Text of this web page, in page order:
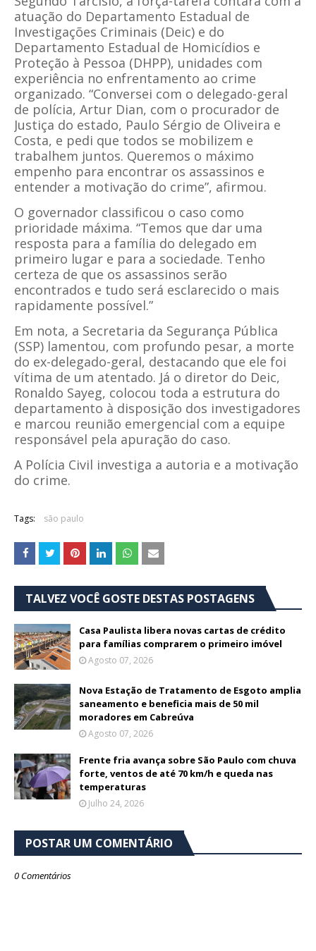
atuação do Departamento Estadual de
Investigações Criminais (Deic) e do
Departamento Estadual de Homicídios e
Proteção à Pessoa (DHPP), unidades com
experiência no enfrentamento ao crime
organizado. “Conversei com o delegado-geral
de polícia, Artur Dian, com o procurador de
Justiça do estado, Paulo Sérgio de Oliveira e
Costa, e pedi que todos se mobilizem e
trabalhem juntos. Queremos o máximo
empenho para encontrar os assassinos e
entender a motivação do crime”, afirmou.
O governador classificou o caso como
prioridade máxima. “Temos que dar uma
resposta para a família do delegado em
primeiro lugar e para a sociedade. Tenho
certeza de que os assassinos serão
encontrados e tudo será esclarecido o mais
rapidamente possível.”
Em nota, a Secretaria da Segurança Pública
(SSP) lamentou, com profundo pesar, a morte
do ex-delegado-geral, destacando que ele foi
vítima de um atentado. Já o diretor do Deic,
Ronaldo Sayeg, colocou toda a estrutura do
departamento à disposição dos investigadores
e marcou reunião emergencial com a equipe
responsável pela apuração do caso.
A Polícia Civil investiga a autoria e a motivação
do crime.
Tags: são paulo
TALVEZ VOCÊ GOSTE DESTAS POSTAGENS
Casa Paulista libera novas cartas de crédito
para famílias comprarem o primeiro imóvel
Agosto 07, 2026
Nova Estação de Tratamento de Esgoto amplia
saneamento e beneficia mais de 50 mil
moradores em Cabreúva
Agosto 07, 2026
Frente fria avança sobre São Paulo com chuva
forte, ventos de até 70 km/h e queda nas
temperaturas
Julho 24, 2026
POSTAR UM COMENTÁRIO
0 Comentários